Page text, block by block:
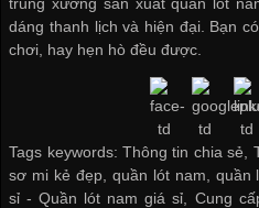
dáng thanh lịch và hiện đại. Bạn
chơi, hay hẹn hò đều được.
Tags keywords: Thông tin chia sẻ,
sơ mi kẻ đẹp, quần lót nam,
sỉ -Quần lót nam giá sỉ, Cung